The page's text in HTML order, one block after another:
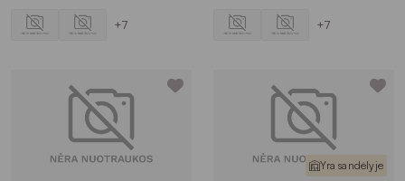
daugiau atramos ir tinka įvairiems interjero stiliams – nuo
tradicinio iki šiuolaikinio. Apvalios kėdės gali tapti pagrindiniu
išlaikyti gerą laikyseną ir būti patogi sėdėti ilgesnį laiką. Taip
pat ji turėtų būti proporcinga valgomojo stalui ir kambario
dydžiui, siekiant užtikrinti harmoningą vaizdą.
Taigi, įvertinę visus aukščiau pateiktus aspektus, galėsite
įsigyti tinkamiausią kėdę. Svarbiausia, įvertinkite erdvę, kurioje
+7 +7
Yra sandėlyje